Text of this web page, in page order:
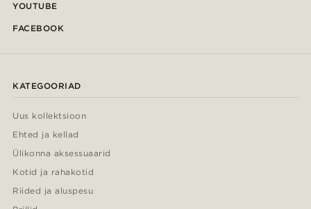
YOUTUBE
FACEBOOK
KATEGOORIAD
Uus kollektsioon
Ehted ja kellad
Ülikonna aksessuaarid
Kotid ja rahakotid
Riided ja aluspesu